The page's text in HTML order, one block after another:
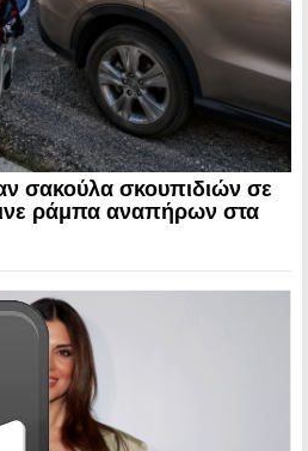
σακούλα σκουπιδιών σε
ράμπα αναπήρων στα